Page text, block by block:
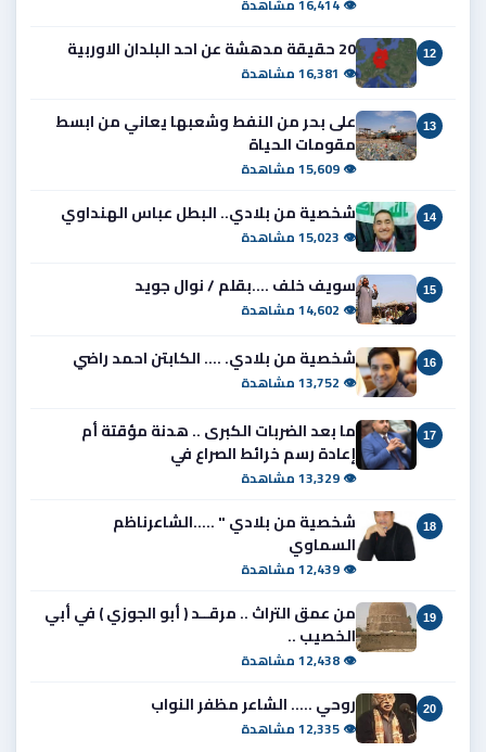
12 20 حقيقة مدهشة عن احد البلدان الاوربية
👁 16,381 مشاهدة
13
على بحر من النفط وشعبها يعاني من ابسط
مقومات الحياة
👁 15,609 مشاهدة
14 شخصية من بلادي.. البطل عباس الهنداوي
👁 15,023 مشاهدة
15 سويف خلف ....بقلم / نوال جويد
👁 14,602 مشاهدة
16 شخصية من بلادي. .... الكابتن احمد راضي
👁 13,752 مشاهدة
17
ما بعد الضربات الكبرى .. هدنة مؤقتة أم
إعادة رسم خرائط الصراع في
👁 13,329 مشاهدة
18
شخصية من بلادي " .....الشاعرناظم
السماوي
👁 12,439 مشاهدة
19
من عمق التراث .. مرقــد ( أبو الجوزي ) في أبي
الخصيب ..
👁 12,438 مشاهدة
20 روحي ..... الشاعر مظفر النواب
👁 12,335 مشاهدة